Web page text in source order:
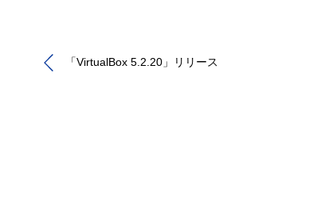
「VirtualBox 5.2.20」リリース